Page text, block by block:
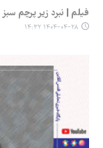
فیلم | نبرد زیر پرچم سبز
۱۴۰۴-۰۴-۲۸ ۱۴:۳۲